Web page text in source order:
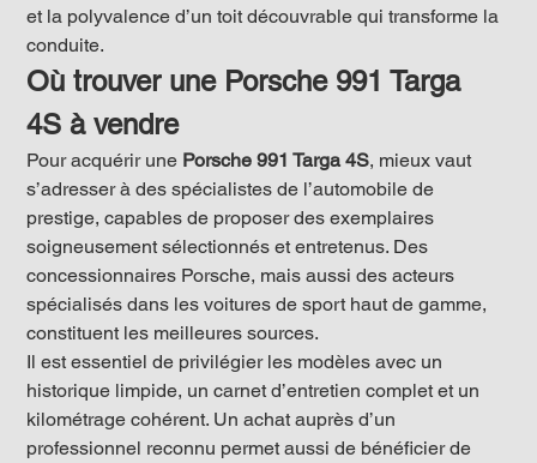
et la polyvalence d’un toit découvrable qui transforme la
conduite.
Où trouver une Porsche 991 Targa
4S à vendre
Pour acquérir une Porsche 991 Targa 4S, mieux vaut
s’adresser à des spécialistes de l’automobile de
prestige, capables de proposer des exemplaires
soigneusement sélectionnés et entretenus. Des
concessionnaires Porsche, mais aussi des acteurs
spécialisés dans les voitures de sport haut de gamme,
constituent les meilleures sources.
Il est essentiel de privilégier les modèles avec un
historique limpide, un carnet d’entretien complet et un
kilométrage cohérent. Un achat auprès d’un
professionnel reconnu permet aussi de bénéficier de